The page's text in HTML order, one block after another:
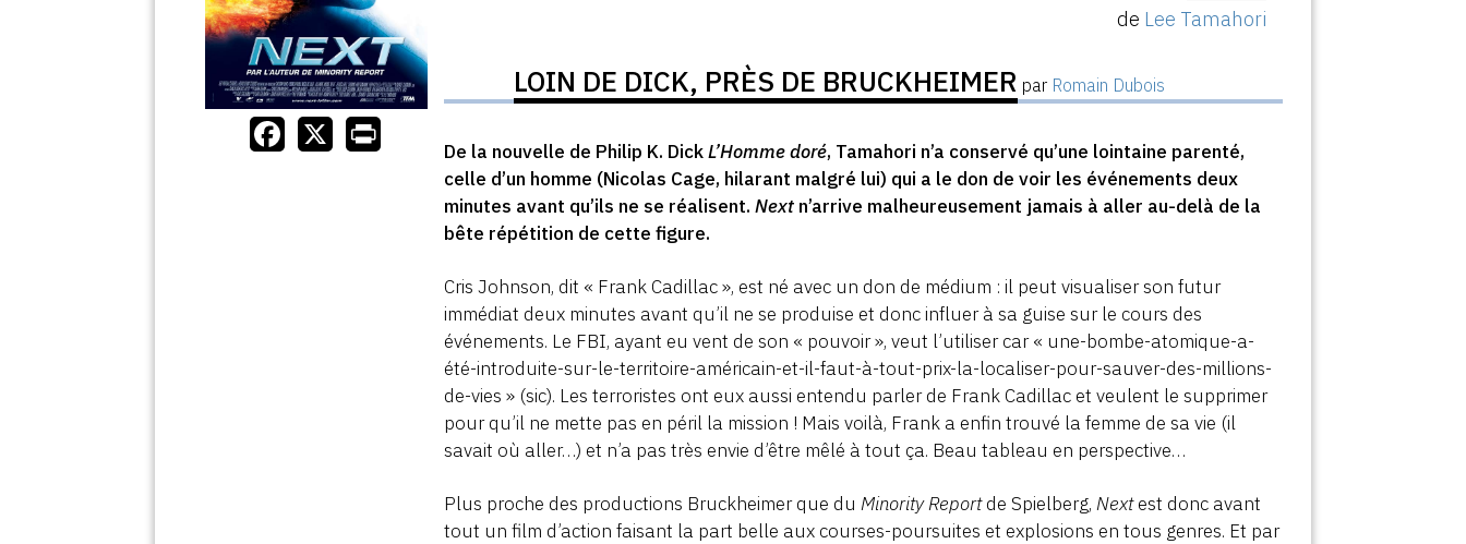
de Lee Tamahori
LOIN DE DICK, PRÈS DE BRUCKHEIMER par Romain Dubois
De la nouvelle de Philip K. DickL’Homme doré, Tamahori n’a conservé qu’une lointaine parenté,
celle d’un homme (Nicolas Cage, hilarant malgré lui) qui a le don de voir les événements deux
minutes avant qu’ils ne se réalisent.Next n’arrive malheureusement jamais à aller au-delà de la
bête répétition de cette figure.
Cris Johnson, dit « Frank Cadillac », est né avec un don de médium : il peut visualiser son futur
immédiat deux minutes avant qu’il ne se produise et donc influer à sa guise sur le cours des
événements. Le FBI, ayant eu vent de son « pouvoir », veut l’utiliser car « une-bombe-atomique-a-
été-introduite-sur-le-territoire-américain-et-il-faut-à-tout-prix-la-localiser-pour-sauver-des-millions-
de-vies » (sic). Les terroristes ont eux aussi entendu parler de Frank Cadillac et veulent le supprimer
pour qu’il ne mette pas en péril la mission ! Mais voilà, Frank a enfin trouvé la femme de sa vie (il
savait où aller…) et n’a pas très envie d’être mêlé à tout ça. Beau tableau en perspective…
Plus proche des productions Bruckheimer que duMinority Reportde Spielberg,Nextest donc avant
tout un film d’action faisant la part belle aux courses-poursuites et explosions en tous genres. Et par